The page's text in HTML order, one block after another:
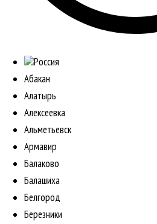
Россия
Абакан
Алатырь
Алексеевка
Альметьевск
Армавир
Балаково
Балашиха
Белгород
Березники